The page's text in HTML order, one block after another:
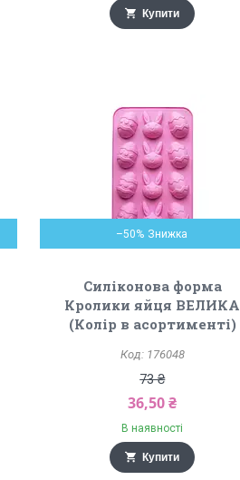
Купити
–50%
Силіконова форма
Кролики яйця ВЕЛИКА
(Колір в асортименті)
176048
73 ₴
36,50 ₴
В наявності
Купити